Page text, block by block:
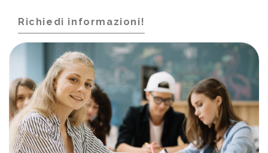
Richiedi informazioni!